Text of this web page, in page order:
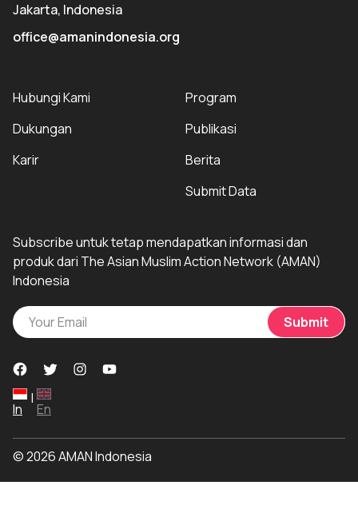
Jakarta, Indonesia
office@amanindonesia.org
Hubungi Kami
Dukungan
Karir
Program
Publikasi
Berita
Submit Data
Subscribe untuk tetap mendapatkan informasi dan
produk dari The Asian Muslim Action Network (AMAN)
Indonesia
Submit
In
|
En
© 2026 AMAN Indonesia